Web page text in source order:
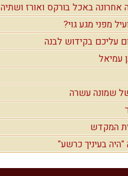
אחרונה באכל בורקס ואורז ושתיה
מפני מגע גוי?
עליכם בקידוש לבנה
עמיאל
שמונה עשרה
המקדש
בעיניך כרשע"